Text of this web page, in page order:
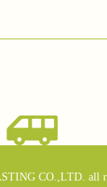
CO.,LTD. all